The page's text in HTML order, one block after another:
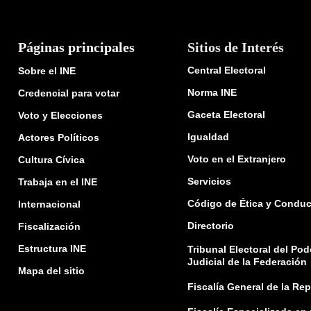
Páginas principales
Sobre el INE
Credencial para votar
Voto y Elecciones
Actores Políticos
Cultura Cívica
Trabaja en el INE
Internacional
Fiscalización
Estructura INE
Mapa del sitio
Sitios de Interés
Central Electoral
Norma INE
Gaceta Electoral
Igualdad
Voto en el Extranjero
Servicios
Código de Ética y
Directorio
Tribunal Electoral del
Judicial de la Federación
Fiscalía General de la